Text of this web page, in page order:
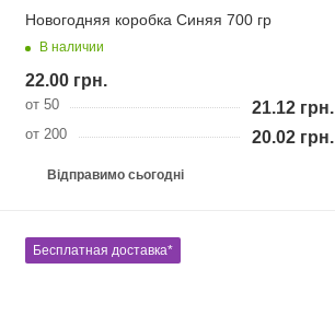
Новогодняя коробка Синяя 700 гр
В наличии
22.00 грн.
от 50 21.12грн.
от 200 20.02грн.
Відправимо сьогодні
Бесплатная доставка*